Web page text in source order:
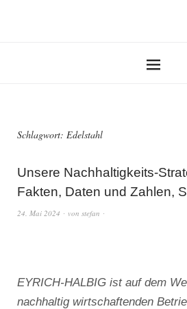
Schlagwort: Edelstahl
Unsere Nachhaltigkeits-
Fakten, Daten und Zahlen,
24. Mai 2024 von stefan
EYRICH-HALBIG ist auf dem
nachhaltig wirtschaftenden